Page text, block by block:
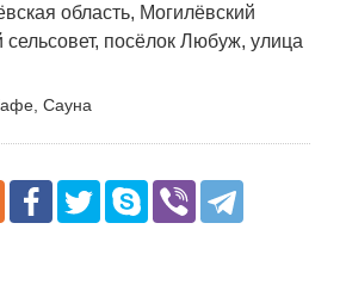
область, Могилёвский
сельсовет, посёлок Любуж, улица
Сауна